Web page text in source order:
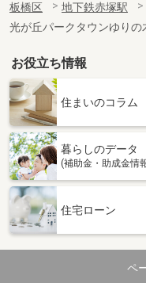
板橋区
地下鉄赤塚駅
光が丘パークタウンゆり
お役立ち情報
住まいのコラム
暮らしのデータ
(補助金・助成金情
住宅ローン
ペ